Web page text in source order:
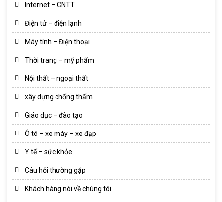
Internet – CNTT
Điện tử – điện lạnh
Máy tính – Điện thoại
Thời trang – mỹ phẩm
Nội thất – ngoại thất
xây dựng chống thấm
Giáo dục – đào tạo
Ô tô – xe máy – xe đạp
Y tế – sức khỏe
Câu hỏi thường gặp
Khách hàng nói về chúng tôi